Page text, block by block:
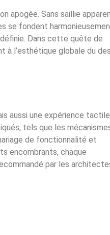
apogée. Sans saillie
se fondent
Dans cette quête de
l’esthétique globale du
aussi une expérience tactile.
tels que les
de fonctionnalité et
encombrants, chaque
par les